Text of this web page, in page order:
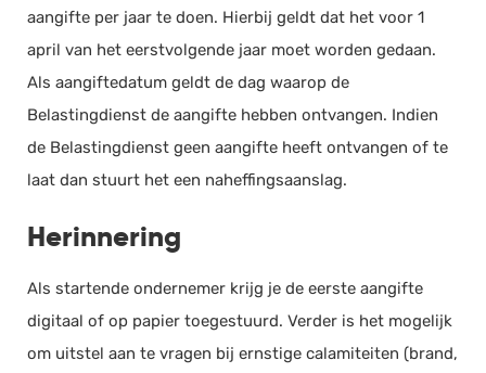
Voorraadbeheer
ERP
Rapportage
PSP
HRM
Salarisadministratie
Website
Marketing automation
aangifte per jaar te doen. Hierbij geldt dat het voor 1
april van het eerstvolgende jaar moet worden gedaan.
Als aangiftedatum geldt de dag waarop de
Belastingdienst de aangifte hebben ontvangen. Indien
de Belastingdienst geen aangifte heeft ontvangen of te
laat dan stuurt het een naheffingsaanslag.
Herinnering
Als startende ondernemer krijg je de eerste aangifte
digitaal of op papier toegestuurd. Verder is het mogelijk
om uitstel aan te vragen bij ernstige calamiteiten (brand,